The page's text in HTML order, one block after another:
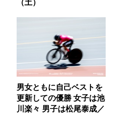
（土）
男女ともに自己ベストを
更新しての優勝 女子は池
川楽々 男子は松尾泰成／